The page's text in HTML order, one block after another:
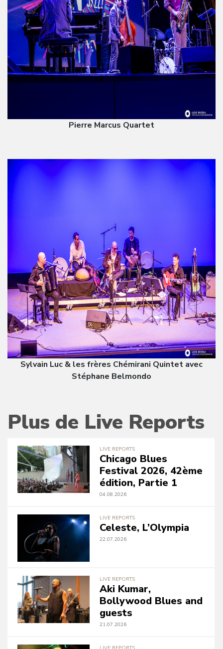
Pierre Marcus Quartet
Sylvain Luc & les frères Chémirani Quintet avec
Stéphane Belmondo
Plus de Live Reports
LIVE REPORTS
Chicago Blues
Festival 2026, 42ème
édition, Partie 1
04.08.2026
LIVE REPORTS
Celeste, L’Olympia
22.07.2026
LIVE REPORTS
Aki Kumar,
Bollywood Blues and
guests
21.07.2026